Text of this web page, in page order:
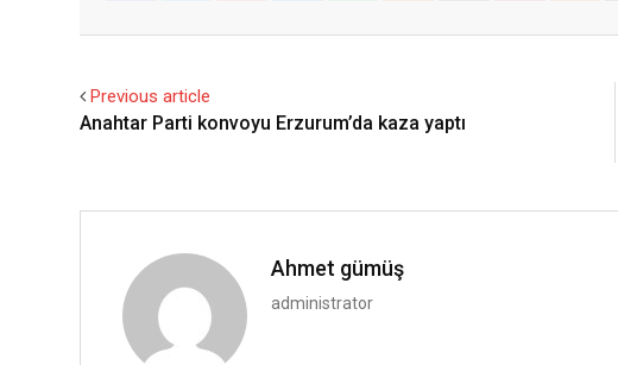
Previous article
Anahtar Parti konvoyu Erzurum’da kaza yaptı
Ahmet gümüş
administrator